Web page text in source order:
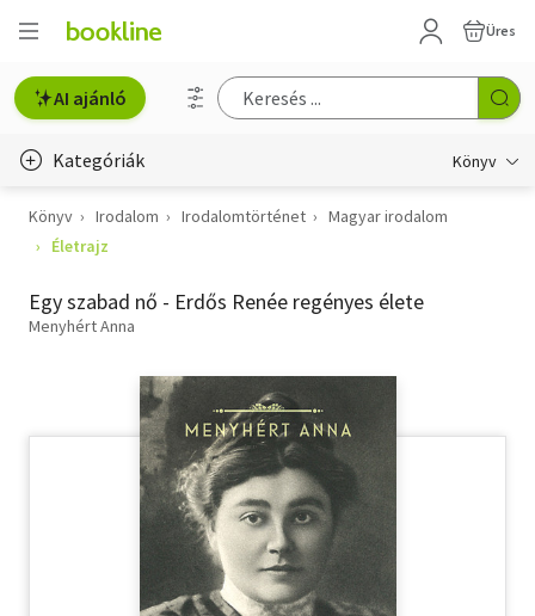
Üres
AI ajánló
Kategóriák Könyv
Életmód, egészség
Gyermek- és ifjúsági
Hobbi, szabadidő
Könyv Irodalom Irodalomtörténet
Magyar irodalom
Életrajz
Egy szabad nő - Erdős Renée regényes élete
Menyhért Anna